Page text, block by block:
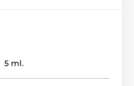
disponibilă pe piață
naturale pe bază de
5 ml.